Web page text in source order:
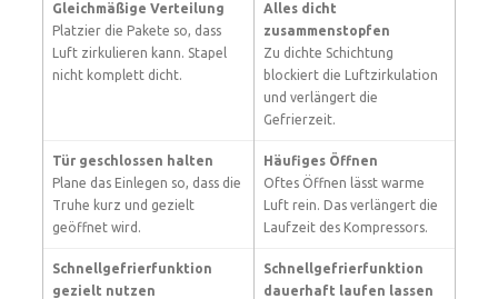
Gleichmäßige Verteilung
Platzier die Pakete so, dass
Luft zirkulieren kann. Stapel
nicht komplett dicht.
Alles dicht
zusammenstopfen
Zu dichte Schichtung
blockiert die Luftzirkulation
und verlängert die
Gefrierzeit.
Tür geschlossen halten
Plane das Einlegen so, dass die
Truhe kurz und gezielt
geöffnet wird.
Häufiges Öffnen
Oftes Öffnen lässt warme
Luft rein. Das verlängert die
Laufzeit des Kompressors.
Schnellgefrierfunktion
gezielt nutzen
Schnellgefrierfunktion
dauerhaft laufen lassen